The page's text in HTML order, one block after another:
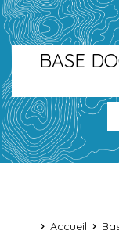
BASE
Accueil